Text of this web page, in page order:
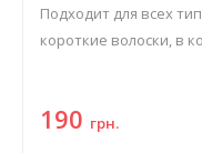
Подходит для всех
короткие волоски, в
190 грн.